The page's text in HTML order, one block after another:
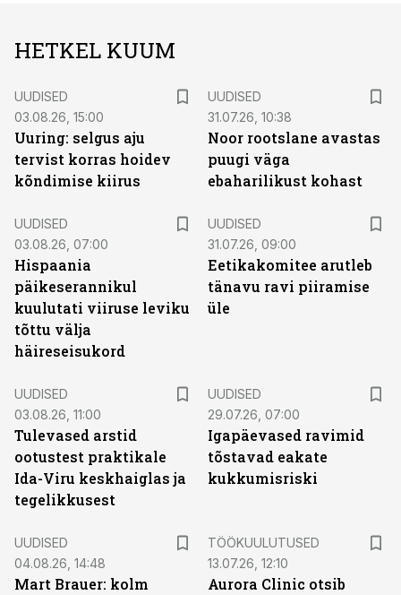
HETKEL KUUM
UUDISED
03.08.26, 15:00
Uuring: selgus aju
tervist korras hoidev
kõndimise kiirus
UUDISED
31.07.26, 10:38
Noor rootslane avastas
puugi väga
ebaharilikust kohast
UUDISED
03.08.26, 07:00
Hispaania
päikeserannikul
kuulutati viiruse leviku
tõttu välja
häireseisukord
UUDISED
31.07.26, 09:00
Eetikakomitee arutleb
tänavu ravi piiramise
üle
UUDISED
03.08.26, 11:00
Tulevased arstid
ootustest praktikale
Ida-Viru keskhaiglas ja
tegelikkusest
UUDISED
29.07.26, 07:00
Igapäevased ravimid
tõstavad eakate
kukkumisriski
UUDISED
04.08.26, 14:48
Mart Brauer: kolm
TÖÖKUULUTUSED
13.07.26, 12:10
Aurora Clinic otsib